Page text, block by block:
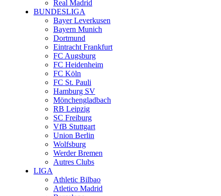
Real Madrid
BUNDESLIGA
Bayer Leverkusen
Bayern Munich
Dortmund
Eintracht Frankfurt
FC Augsburg
FC Heidenheim
FC Köln
FC St. Pauli
Hamburg SV
Mönchengladbach
RB Leipzig
SC Freiburg
VfB Stuttgart
Union Berlin
Wolfsburg
Werder Bremen
Autres Clubs
LIGA
Athletic Bilbao
Atletico Madrid